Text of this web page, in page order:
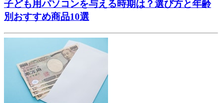
子ども用パソコンを与える時期は？選び方と年齢
別おすすめ商品10選